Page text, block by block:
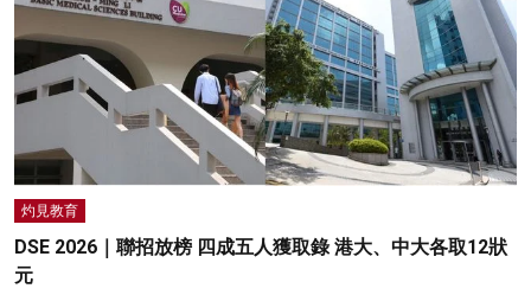
灼見教育
DSE 2026｜聯招放榜 四成五人獲取錄 港大、中大各取12狀
元